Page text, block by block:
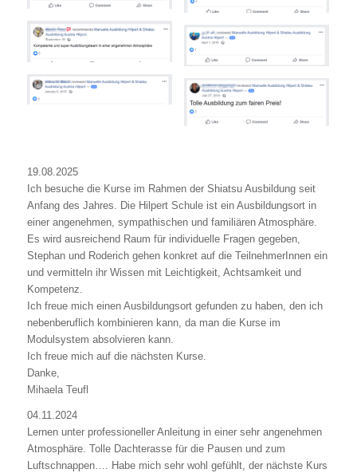
19.08.2025
Ich besuche die Kurse im Rahmen der Shiatsu Ausbildung seit
Anfang des Jahres. Die Hilpert Schule ist ein Ausbildungsort in
einer angenehmen, sympathischen und familiären Atmosphäre.
Es wird ausreichend Raum für individuelle Fragen gegeben,
Stephan und Roderich gehen konkret auf die TeilnehmerInnen ein
und vermitteln ihr Wissen mit Leichtigkeit, Achtsamkeit und
Kompetenz.
Ich freue mich einen Ausbildungsort gefunden zu haben, den ich
nebenberuflich kombinieren kann, da man die Kurse im
Modulsystem absolvieren kann.
Ich freue mich auf die nächsten Kurse.
Danke,
Mihaela Teufl
04.11.2024
Lernen unter professioneller Anleitung in einer sehr angenehmen
Atmosphäre. Tolle Dachterasse für die Pausen und zum
Luftschnappen…. Habe mich sehr wohl gefühlt, der nächste Kurs